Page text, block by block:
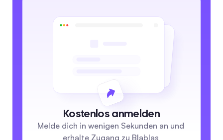
Kostenlos anmelden
Melde dich in wenigen Sekunden an und
erhalte Zugang zu Blablas